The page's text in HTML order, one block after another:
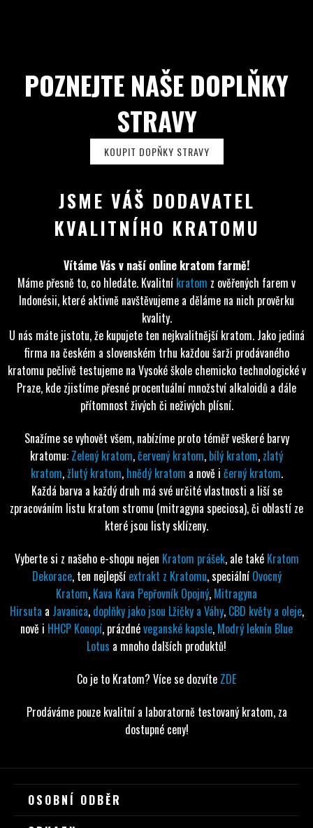
POZNEJTE NAŠE DOPLŇKY
STRAVY
KOUPIT DOPŇKY STRAVY
JSME VÁŠ DODAVATEL
KVALITNÍHO KRATOMU
Vítáme Vás v naší online kratom farmě!
Máme přesně to, co hledáte. Kvalitní kratom z ověřených farem v
Indonésii, které aktivně navštěvujeme a děláme na nich prověrku
kvality.
U nás máte jistotu, že kupujete ten nejkvalitnější kratom. Jako jediná
firma na českém a slovenském trhu každou šarži prodávaného
kratomu pečlivě testujeme na Vysoké škole chemicko technologické v
Praze, kde zjistíme přesné procentuální množství alkaloidů a dále
přítomnost živých či neživých plísní.
Snažíme se vyhovět všem, nabízíme proto téměř veškeré barvy
kratomu: Zelený kratom,červený kratom, bílý kratom, zlatý
kratom,žlutý kratom, hnědý kratom a nově i černý kratom.
Každá barva a každý druh má své určité vlastnosti a liší se
zpracováním listu kratom stromu (mitragyna speciosa), či oblastí ze
které jsou listy sklízeny.
Vyberte si z našeho e-shopu nejen Kratom prášek, ale také Kratom
Dekorace, ten nejlepší extrakt z Kratomu, speciální Ovocný
Kratom, Kava Kava Pepřovník Opojný, Mitragyna
Hirsuta a Javanica, doplňky jako jsou Lžičky a Váhy, CBD květy a oleje,
nově i HHCP Konopí, prázdnéveganské kapsle, Modrý leknín Blue
Lotus a mnoho dalších produktů!
Co je to Kratom? Více se dozvíte ZDE
Prodáváme pouze kvalitní a laboratorně testovaný kratom, za
dostupné ceny!
OSOBNÍ ODBĚR